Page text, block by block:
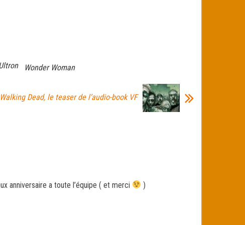
Wonder Woman
Walking Dead, le teaser de l’audio-book VF
anniversaire a toute l’équipe ( et merci )